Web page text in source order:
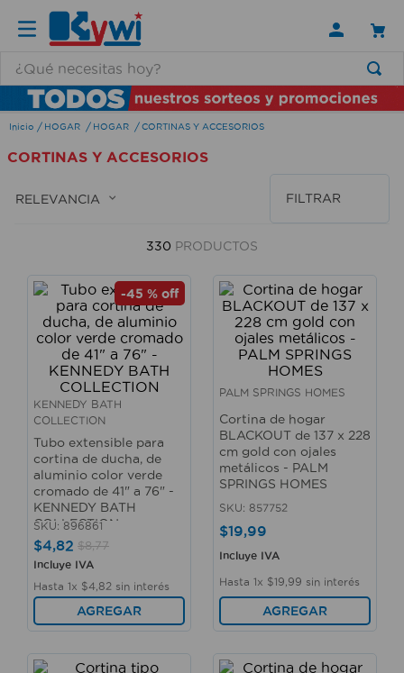
HOGAR HOGAR CORTINAS Y ACCESORIOS
CORTINAS Y ACCESORIOS
RELEVANCIA FILTRAR
330 PRODUCTOS
-45 % off
KENNEDY BATH
COLLECTION
Tubo extensible para
cortina de ducha, de
aluminio color verde
cromado de 41" a 76" -
KENNEDY BATH
COLLECTION
SKU: 896861
$4,82 $8,77
Incluye IVA
Hasta 1x $4 82 sin interés
AGREGAR
PALM SPRINGS HOMES
Cortina de hogar
BLACKOUT de 137 x 228
cm gold con ojales
metálicos - PALM
SPRINGS HOMES
SKU: 857752
$19,99
Incluye IVA
Hasta 1x $19 99 sin interés
AGREGAR
TÉRMINOS MÁS BUSCADOS
1.
lamparas
2.
ducha
3.
silla
escritorio
cerradura
aspiradora
fregadero
taladro